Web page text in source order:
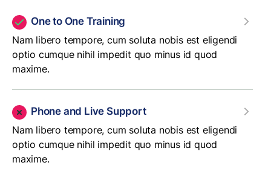
One to One Training
Nam libero tempore, cum soluta nobis est eligendi
optio cumque nihil impedit quo minus id quod
maxime.
Phone and Live Support
Nam libero tempore, cum soluta nobis est eligendi
optio cumque nihil impedit quo minus id quod
maxime.